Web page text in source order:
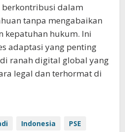
berkontribusi dalam
tanpa mengabaikan
kepatuhan hukum. Ini
adaptasi yang penting
ranah digital global yang
legal dan terhormat di
Indonesia
PSE